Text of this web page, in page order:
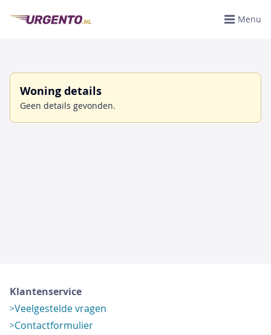
Menu
Woning details
Geen details gevonden.
Klantenservice
Veelgestelde vragen
Contactformulier